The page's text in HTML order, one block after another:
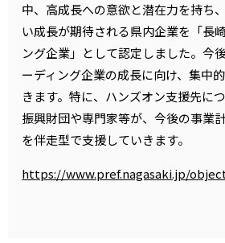
中、高成長への意欲と潜在力を持ち
い成長が期待される県内企業を「長
ング企業」として認定しました。今
ーディング企業の成長に向け、集中
きます。特に、ハンズオン支援先に
振興財団や専門家等が、今後の事業
を伴走型で支援していきます。
https://www.pref.nagasaki.jp/